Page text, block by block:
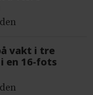
vakt i tre
en 16-fots